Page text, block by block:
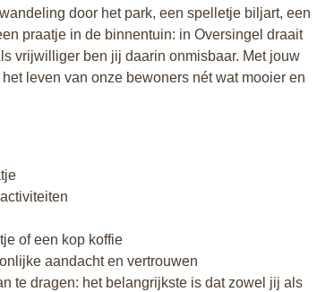
door het park, een spelletje biljart, een
praatje in de binnentuin: in Oversingel draait
vrijwilliger ben jij daarin onmisbaar. Met jouw
leven van onze bewoners nét wat mooier en
of een kop koffie
aandacht en vertrouwen
te dragen: het belangrijkste is dat zowel jij als